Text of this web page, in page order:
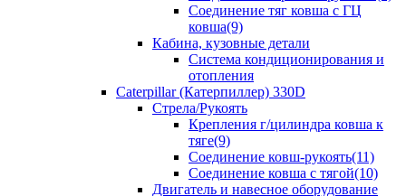
Соединение тяг ковша с ГЦ
ковша(9)
Кабина, кузовные детали
Система кондиционирования и
отопления
Caterpillar (Катерпиллер) 330D
Стрела/Рукоять
Крепления г/цилиндра ковша к
тяге(9)
Соединение ковш-рукоять(11)
Соединение ковша с тягой(10)
Двигатель и навесное оборудование